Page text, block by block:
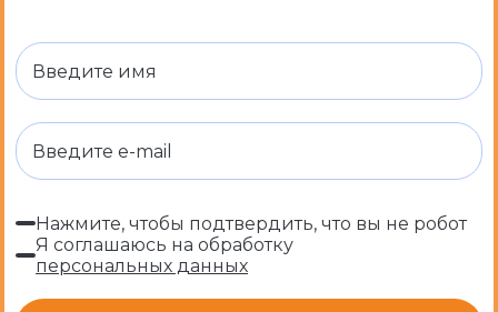
Нажмите, чтобы подтвердить, что вы не робот
Я соглашаюсь на обработку
персональных данных